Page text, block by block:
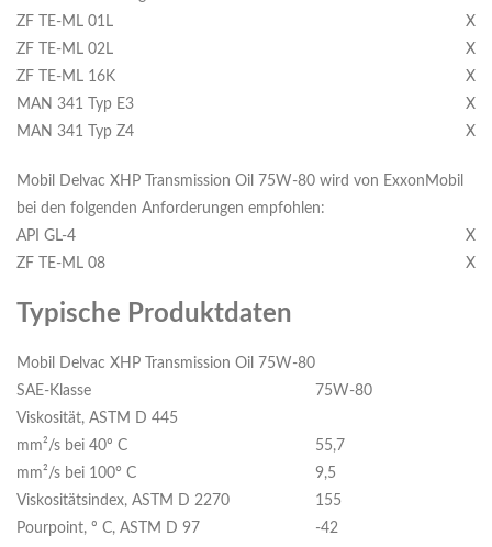
ZF TE-ML 01L
X
ZF TE-ML 02L
X
ZF TE-ML 16K
X
MAN 341 Typ E3
X
MAN 341 Typ Z4
X
Mobil Delvac XHP Transmission Oil 75W-80 wird von ExxonMobil
bei den folgenden Anforderungen empfohlen:
API GL-4
X
ZF TE-ML 08
X
Typische Produktdaten
Mobil Delvac XHP Transmission Oil 75W-80
SAE-Klasse
75W-80
Viskosität, ASTM D 445
mm²/s bei 40º C
55,7
mm²/s bei 100° C
9,5
Viskositätsindex, ASTM D 2270
155
Pourpoint, º C, ASTM D 97
-42